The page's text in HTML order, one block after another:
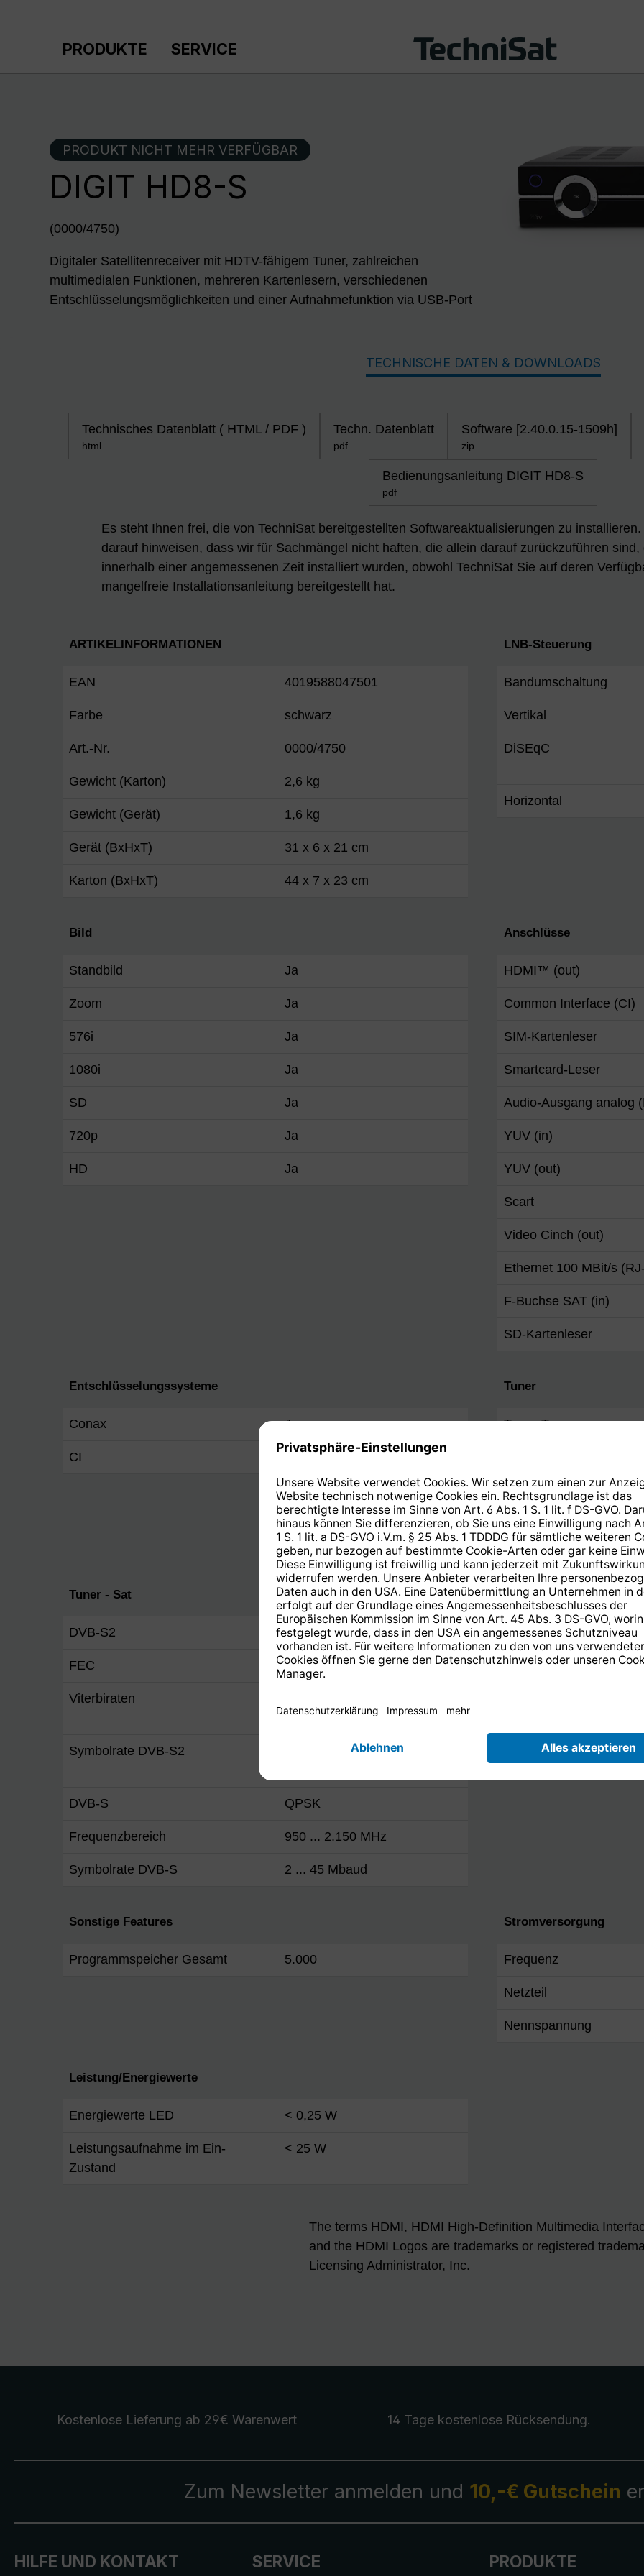
PRODUKTE SERVICE
PRODUKT NICHT MEHR VERFÜGBAR
DIGIT HD8-S
(0000/4750)
Digitaler Satellitenreceiver mit HDTV-fähigem Tuner, zahlreichen
multimedialen Funktionen, mehreren Kartenlesern, verschiedenen
Entschlüsselungsmöglichkeiten und einer Aufnahmefunktion via USB-Port
TECHNISCHE DATEN & DOWNLOADS
Technisches Datenblatt ( HTML / PDF )
html
Techn. Datenblatt
pdf
Software [2.40.0.15-1509h]
zip
Bedienungsanleitung DIGIT HD8-S
pdf
Es steht Ihnen frei, die von TechniSat bereitgestellten Softwareaktualisierungen zu
darauf hinweisen, dass wir für Sachmängel nicht haften, die allein darauf zurückzuführen
innerhalb einer angemessenen Zeit installiert wurden, obwohl TechniSat Sie auf deren
mangelfreie Installationsanleitung bereitgestellt hat.
ARTIKELINFORMATIONEN
EAN 4019588047501
Farbe schwarz
Art.-Nr. 0000/4750
Gewicht (Karton) 2,6 kg
Gewicht (Gerät) 1,6 kg
Gerät (BxHxT) 31 x 6 x 21 cm
Karton (BxHxT) 44 x 7 x 23 cm
LNB-Steuerung
Bandumschaltung
Vertikal
DiSEqC
Horizontal
Bild
Standbild Ja
Zoom Ja
576i Ja
1080i Ja
SD Ja
720p Ja
HD Ja
Anschlüsse
HDMI™ (out)
Common Interface (CI)
SIM-Kartenleser
Smartcard-Leser
Audio-Ausgang analog
YUV (in)
YUV (out)
Scart
Video Cinch (out)
Ethernet 100 MBit/s
F-Buchse SAT (in)
SD-Kartenleser
Entschlüsselungssysteme
Conax Ja
CI
Tuner
Tuner-Typ
Eingangsimpedanz
Empfang von
Tuner - Sat
DVB-S2 8PSK - QPSK
FEC Viterbi und Reed-Solomon
Viterbiraten
Anpassung)
Symbolrate DVB-S2
10 ... 31 Mbaud (8PSK), 10…
DVB-S QPSK
Frequenzbereich 950 ... 2.150 MHz
Symbolrate DVB-S 2 ... 45 Mbaud
TechniSat
AUTOINSTALL
Sonstige Features
Programmspeicher Gesamt 5.000
Stromversorgung
Frequenz
Netzteil
Nennspannung
Leistung/Energiewerte
Energiewerte LED < 0,25 W
Leistungsaufnahme im Ein-
Zustand
< 25 W
The terms HDMI, HDMI High-Definition Multimedia
and the HDMI Logos are trademarks or registered
Licensing Administrator, Inc.
Kostenlose Lieferung ab 29€ Warenwert 14 Tage kostenlose Rücksendung.
Zum Newsletter anmelden und 10,-€ Gutschein
HILFE UND KONTAKT SERVICE PRODUKTE